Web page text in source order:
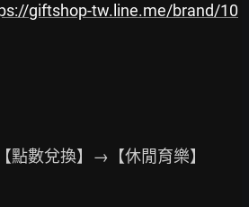
giftshop-tw.line.me/brand/10
【點數兌換】→【休閒育樂】